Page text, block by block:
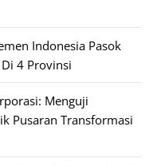
Indonesia Pasok
4 Provinsi
Menguji
Pusaran Transformasi